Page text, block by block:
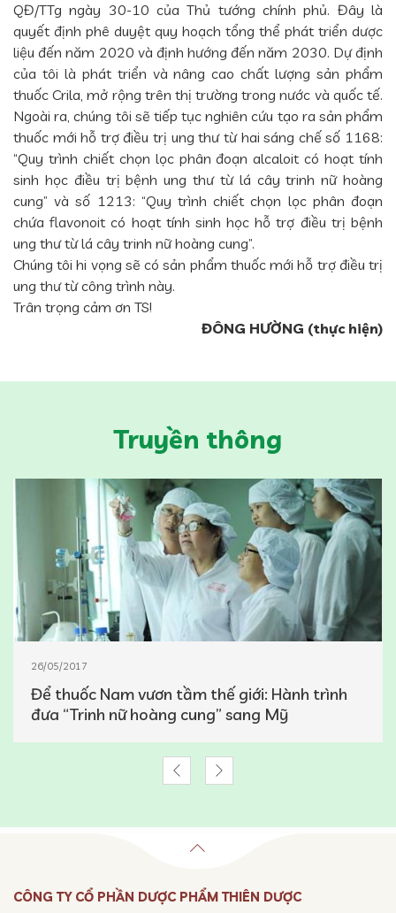
QĐ/TTg ngày 30-10 của Thủ tướng chính phủ. Đây là
quyết định phê duyệt quy hoạch tổng thể phát triển dược
liệu đến năm 2020 và định hướng đến năm 2030. Dự định
của tôi là phát triển và nâng cao chất lượng sản phẩm
thuốc Crila, mở rộng trên thị trường trong nước và quốc tế.
Ngoài ra, chúng tôi sẽ tiếp tục nghiên cứu tạo ra sản phẩm
thuốc mới hỗ trợ điều trị ung thư từ hai sáng chế số 1168:
“Quy trình chiết chọn lọc phân đoạn alcaloit có hoạt tính
sinh học điều trị bệnh ung thư từ lá cây trinh nữ hoàng
cung” và số 1213: “Quy trình chiết chọn lọc phân đoạn
chứa flavonoit có hoạt tính sinh học hỗ trợ điều trị bệnh
ung thư từ lá cây trinh nữ hoàng cung”.
Chúng tôi hi vọng sẽ có sản phẩm thuốc mới hỗ trợ điều trị
ung thư từ công trình này.
Trân trọng cảm ơn TS!
ĐÔNG HƯỜNG (thực hiện)
Truyền thông
26/05/2017
Để thuốc Nam vươn tầm thế giới: Hành trình
đưa “Trinh nữ hoàng cung” sang Mỹ
CÔNG TY CỔ PHẦN DƯỢC PHẨM THIÊN DƯỢC